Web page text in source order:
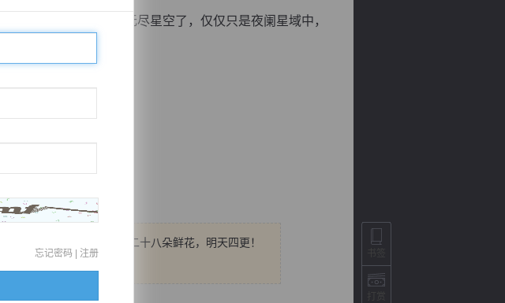
低调谦逊吗？别说无尽星空了，仅仅只是夜阑星域中，
爆更吗？ 继续冲！再来二十八朵鲜花，明天四更！
忘记密码 | 注册